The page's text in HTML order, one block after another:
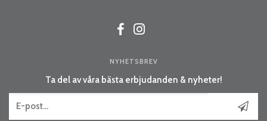
NYHETSBREV
Ta del av våra bästa erbjudanden & nyheter!